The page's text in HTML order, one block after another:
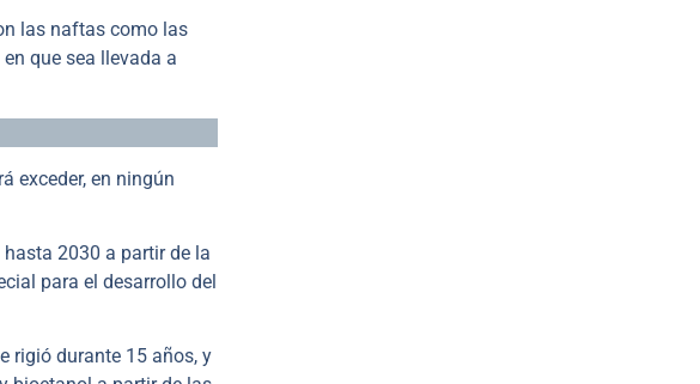
las naftas como las
que sea llevada a
exceder, en ningún
2030 a partir de la
para el desarrollo del
rigió durante 15 años, y